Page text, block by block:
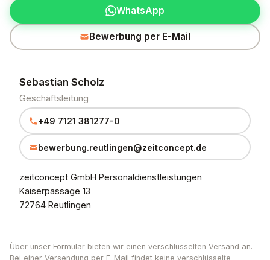
WhatsApp
Bewerbung per E-Mail
Sebastian Scholz
Geschäftsleitung
+49 7121 381277-0
bewerbung.reutlingen@zeitconcept.de
zeitconcept GmbH Personaldienstleistungen
Kaiserpassage 13
72764 Reutlingen
Über unser Formular bieten wir einen verschlüsselten Versand an.
Bei einer Versendung per E-Mail findet keine verschlüsselte